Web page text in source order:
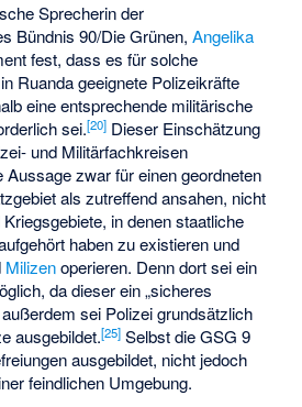
Sprecherin der
Bündnis 90/Die Grünen,Angelika
fest, dass es für solche
Ruanda geeignete Polizeikräfte
eine entsprechende militärische
sei.[20] Dieser Einschätzung
und Militärfachkreisen
Aussage zwar für einen geordneten
als zutreffend ansahen, nicht
in denen staatliche
haben zu existieren und
Milizenoperieren. Denn dort sei ein
da dieser ein „sicheres
sei Polizei grundsätzlich
ausgebildet.[25] Selbst die GSG 9
ausgebildet, nicht jedoch
feindlichen Umgebung.